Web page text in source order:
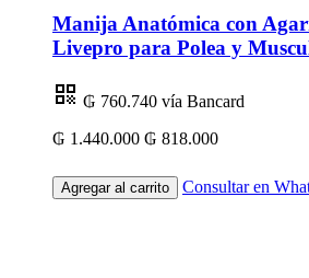
Manija Anatómica con
Livepro para Polea y
₲ 760.740 vía Bancard
₲ 1.440.000 ₲ 818.000
Agregar al carrito Consultar en